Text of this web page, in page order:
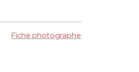
Fiche photographe